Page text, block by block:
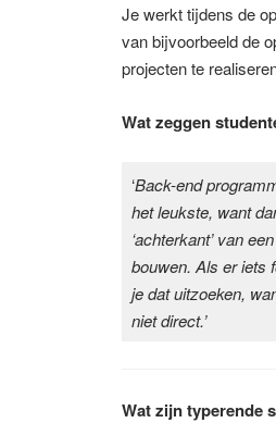
Je werkt tijdens de
van bijvoorbeeld de
projecten te
Wat zeggen
‘Back-end
het leukste, want
‘achterkant’ van
bouwen. Als er iets
je dat uitzoeken,
niet direct.’
Wat zijn typerende